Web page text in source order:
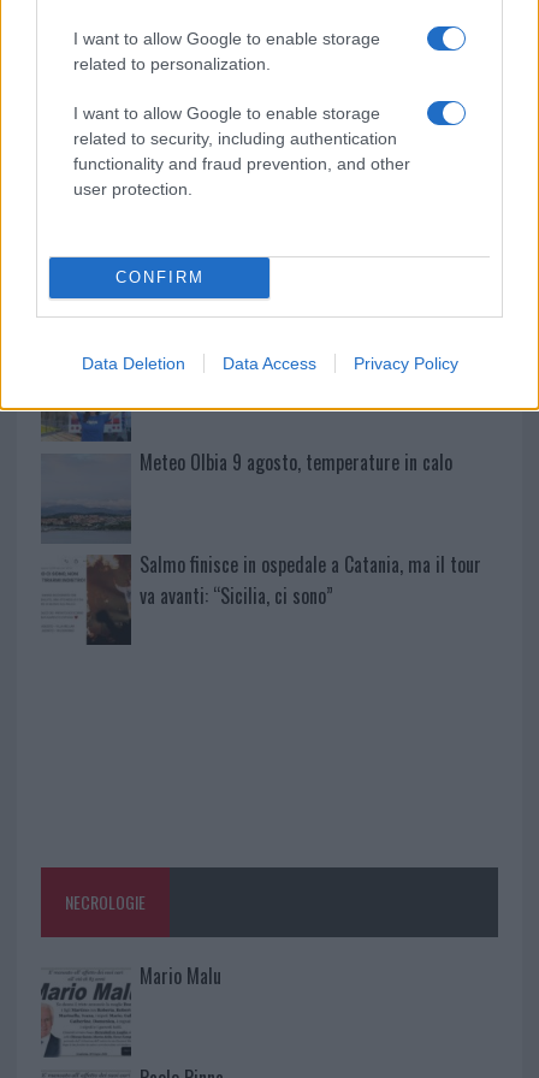
I want to allow Google to enable storage
related to personalization.
I want to allow Google to enable storage
related to security, including authentication
functionality and fraud prevention, and other
user protection.
CONFIRM
Data Deletion Data Access Privacy Policy
Tre milioni di euro dalla Provincia Gallura per
Incidente sulla provinciale 125, paura tra Olbia e
Arzachena
Incidente sulla strada provinciale ad Arzachena,
un ferito
Sangue, musica e solidarietà con Avis Olbia al
Meteo Olbia 9 agosto, temperature in calo
Salmo finisce in ospedale a Catania, ma il tour
va avanti: “Sicilia, ci sono”
NECROLOGIE
Mario Malu